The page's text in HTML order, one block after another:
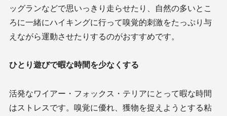
ッグランなどで思いっきり走らせたり、自然の多いとこ
ろに一緒にハイキングに行って嗅覚的刺激をたっぷり与
えながら運動させたりするのがおすすめです。
ひとり遊びで暇な時間を少なくする
活発なワイアー・フォックス・テリアにとって暇な時間
はストレスです。嗅覚に優れ、獲物を捉えようとする粘